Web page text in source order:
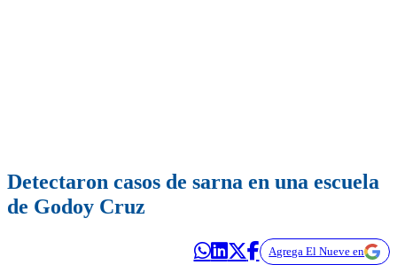
Detectaron casos de sarna en una escuela
de Godoy Cruz
Agrega El Nueve en